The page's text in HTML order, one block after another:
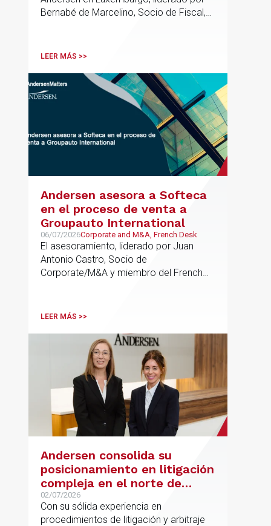
europeas
Bernabé de Marcelino, Socio de Fiscal,
formación del fondo, hasta el primer
LEER MÁS >>
Andersen asesora a Softeca
en el proceso de venta a
Groupauto International
06/07/2026Corporate and M&A, French Desk
El asesoramiento, liderado por Juan
Antonio Castro, Socio de
Corporate/M&A y miembro del French
españolas que combinan los sectores
LEER MÁS >>
Andersen consolida su
posicionamiento en litigación
compleja en el norte de
España con la incorporación
de Rebeca Larena
02/07/2026
Con su sólida experiencia en
procedimientos de litigación y arbitraje